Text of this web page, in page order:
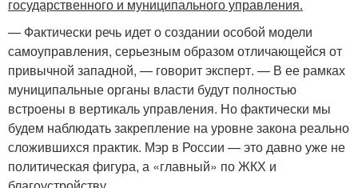
государственного и муниципального управления.
— Фактически речь идет о создании особой модели
самоуправления, серьезным образом отличающейся от
привычной западной, — говорит эксперт. — В ее рамках
муниципальные органы власти будут полностью
встроены в вертикаль управления. Но фактически мы
будем наблюдать закрепление на уровне закона реально
сложившихся практик. Мэр в России — это давно уже не
политическая фигура, а «главный» по ЖКХ и